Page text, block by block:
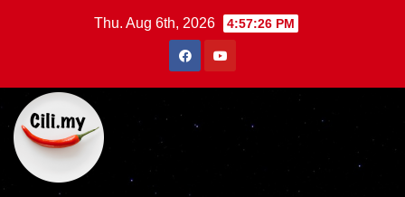
Thu. Aug 6th, 2026 4:57:27 PM